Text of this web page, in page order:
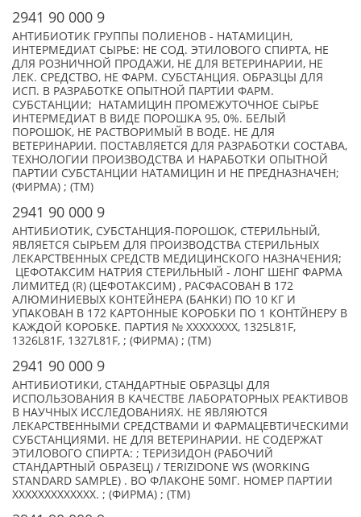
2941 90 000 9
АНТИБИОТИК ГРУППЫ ПОЛИЕНОВ - НАТАМИЦИН,
ИНТЕРМЕДИАТ СЫРЬЕ: НЕ СОД. ЭТИЛОВОГО СПИРТА, НЕ
ДЛЯ РОЗНИЧНОЙ ПРОДАЖИ, НЕ ДЛЯ ВЕТЕРИНАРИИ, НЕ
ЛЕК. СРЕДСТВО, НЕ ФАРМ. СУБСТАНЦИЯ. ОБРАЗЦЫ ДЛЯ
ИСП. В РАЗРАБОТКЕ ОПЫТНОЙ ПАРТИИ ФАРМ.
СУБСТАНЦИИ; НАТАМИЦИН ПРОМЕЖУТОЧНОЕ СЫРЬЕ
ИНТЕРМЕДИАТ В ВИДЕ ПОРОШКА 95, 0%. БЕЛЫЙ
ПОРОШОК, НЕ РАСТВОРИМЫЙ В ВОДЕ. НЕ ДЛЯ
ВЕТЕРИНАРИИ. ПОСТАВЛЯЕТСЯ ДЛЯ РАЗРАБОТКИ СОСТАВА,
ТЕХНОЛОГИИ ПРОИЗВОДСТВА И НАРАБОТКИ ОПЫТНОЙ
ПАРТИИ СУБСТАНЦИИ НАТАМИЦИН И НЕ ПРЕДНАЗНАЧЕН;
(ФИРМА) ; (TM)
2941 90 000 9
АНТИБИОТИК, СУБСТАНЦИЯ-ПОРОШОК, СТЕРИЛЬНЫЙ,
ЯВЛЯЕТСЯ СЫРЬЕМ ДЛЯ ПРОИЗВОДСТВА СТЕРИЛЬНЫХ
ЛЕКАРСТВЕННЫХ СРЕДСТВ МЕДИЦИНСКОГО НАЗНАЧЕНИЯ;
ЦЕФОТАКСИМ НАТРИЯ СТЕРИЛЬНЫЙ - ЛОНГ ШЕНГ ФАРМА
ЛИМИТЕД (R) (ЦЕФОТАКСИМ) , РАСФАСОВАН В 172
АЛЮМИНИЕВЫХ КОНТЕЙНЕРА (БАНКИ) ПО 10 КГ И
УПАКОВАН В 172 КАРТОННЫЕ КОРОБКИ ПО 1 КОНТЙНЕРУ В
КАЖДОЙ КОРОБКЕ. ПАРТИЯ № XXXXXXXX, 1325L81F,
1326L81F, 1327L81F, ; (ФИРМА) ; (TM)
2941 90 000 9
АНТИБИОТИКИ, СТАНДАРТНЫЕ ОБРАЗЦЫ ДЛЯ
ИСПОЛЬЗОВАНИЯ В КАЧЕСТВЕ ЛАБОРАТОРНЫХ РЕАКТИВОВ
В НАУЧНЫХ ИССЛЕДОВАНИЯХ. НЕ ЯВЛЯЮТСЯ
ЛЕКАРСТВЕННЫМИ СРЕДСТВАМИ И ФАРМАЦЕВТИЧЕСКИМИ
СУБСТАНЦИЯМИ. НЕ ДЛЯ ВЕТЕРИНАРИИ. НЕ СОДЕРЖАТ
ЭТИЛОВОГО СПИРТА: ; ТЕРИЗИДОН (РАБОЧИЙ
СТАНДАРТНЫЙ ОБРАЗЕЦ) / TERIZIDONE WS (WORKING
STANDARD SAMPLE) . ВО ФЛАКОНЕ 50МГ. НОМЕР ПАРТИИ
XXXXXXXXXXXXX. ; (ФИРМА) ; (TM)